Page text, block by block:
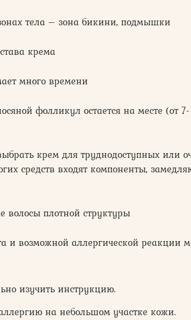
тела – зона бикини, подмышки
крема
много времени
фолликул остается на месте (от
крем для труднодоступных или
средств входят компоненты,
волосы плотной структуры
и возможной аллергической реакции
изучить инструкцию.
на небольшом участке кожи.